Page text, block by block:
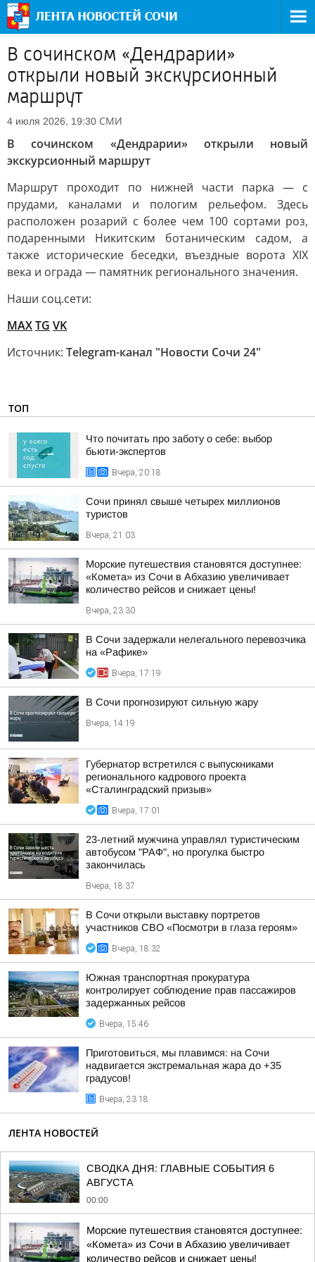
В сочинском «Дендрарии»
открыли новый экскурсионный
маршрут
4 июля 2026, 19:30 СМИ
В сочинском «Дендрарии» открыли новый
экскурсионный маршрут
Маршрут проходит по нижней части парка — с
прудами, каналами и пологим рельефом. Здесь
расположен розарий с более чем 100 сортами роз,
подаренными Никитским ботаническим садом, а
также исторические беседки, въездные ворота XIX
века и ограда — памятник регионального значения.
Наши соц.сети:
MAXTG VK
Источник: Telegram-канал "Новости Сочи 24"
ТОП
Что почитать про заботу о себе: выбор
бьюти-экспертов
Вчера, 20:18
Сочи принял свыше четырех миллионов
туристов
Вчера, 21:03
Морские путешествия становятся доступнее:
«Комета» из Сочи в Абхазию увеличивает
количество рейсов и снижает цены!
Вчера, 23:30
В Сочи задержали нелегального перевозчика
на «Рафике»
Вчера, 17:19
В Сочи прогнозируют сильную жару
Вчера, 14:19
Губернатор встретился с выпускниками
регионального кадрового проекта
«Сталинградский призыв»
Вчера, 17:01
23-летний мужчина управлял туристическим
автобусом "РАФ", но прогулка быстро
закончилась
Вчера, 18:37
В Сочи открыли выставку портретов
участников СВО «Посмотри в глаза героям»
Вчера, 18:32
Южная транспортная прокуратура
контролирует соблюдение прав пассажиров
задержанных рейсов
Вчера, 15:46
Приготовиться, мы плавимся: на Сочи
надвигается экстремальная жара до +35
градусов!
Вчера, 23:18
ЛЕНТА НОВОСТЕЙ
СВОДКА ДНЯ: ГЛАВНЫЕ СОБЫТИЯ 6
АВГУСТА
00:00
Морские путешествия становятся доступнее:
«Комета» из Сочи в Абхазию увеличивает
количество рейсов и снижает цены!